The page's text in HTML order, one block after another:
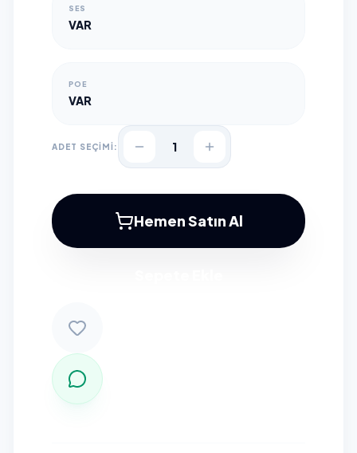
SES
VAR
POE
VAR
ADET SEÇİMİ: 1
Hemen Satın Al